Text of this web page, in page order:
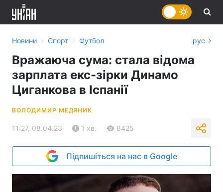
Новини › Спорт › Футбол рус
Вражаюча сума: стала відома
зарплата екс-зірки Динамо
Циганкова в Іспанії
ВОЛОДИМИР МЕДЯНИК
11:27, 08.04.23 1 хв. 8425
Підпишіться на нас в Google